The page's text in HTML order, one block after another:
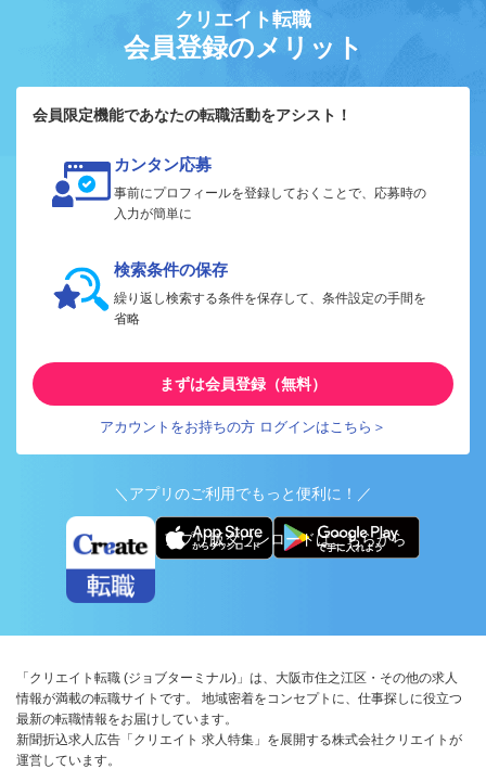
クリエイト転職
会員登録のメリット
会員限定機能であなたの転職活動をアシスト！
カンタン応募
事前にプロフィールを登録しておくことで、応募時の
入力が簡単に
検索条件の保存
繰り返し検索する条件を保存して、条件設定の手間を
省略
まずは会員登録（無料）
アカウントをお持ちの方 ログインはこちら＞
＼アプリのご利用でもっと便利に！／
アプリ版ダウンロードはこちらから
「クリエイト転職 (ジョブターミナル)」は、大阪市住之江区・その他の求人
情報が満載の転職サイトです。 地域密着をコンセプトに、仕事探しに役立つ
最新の転職情報をお届けしています。
新聞折込求人広告「クリエイト 求人特集」を展開する株式会社クリエイトが
運営しています。